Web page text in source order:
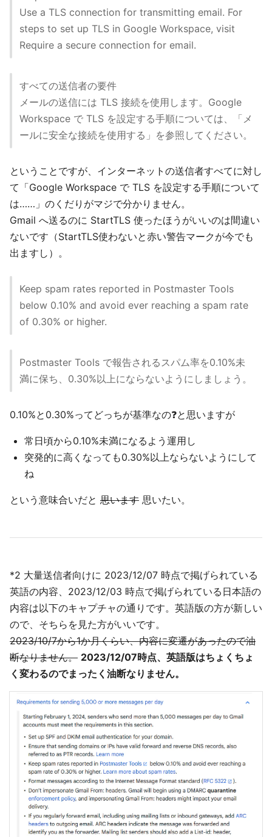
Use a TLS connection for transmitting email. For
steps to set up TLS in Google Workspace, visit
Require a secure connection for email.
すべての送信者の要件
メールの送信には TLS 接続を使用します。Google
Workspace で TLS を設定する手順については、「メ
ールに安全な接続を使用する」を参照してください。
ということですが、インターネットの送信者すべてに対し
て「Google Workspace で TLS を設定する手順について
は……」のくだりがマジで分かりません。
Gmail へ送るのに StartTLS 使ったほうがいいのは間違い
ないです（StartTLS使わないと赤い警告マークが今でも
出ますし）。
Keep spam rates reported in Postmaster Tools
below 0.10% and avoid ever reaching a spam rate
of 0.30% or higher.
Postmaster Tools で報告されるスパム率を0.10%未
満に保ち、0.30%以上にならないようにしましょう。
0.10%と0.30%ってどっちが基準なの❓と思いますが
常日頃から0.10%未満になるよう運用し
突発的に高くなっても0.30%以上ならないようにして
ね
という意味合いだと 思います 思いたい。
*2 大量送信者向けに 2023/12/07 時点で掲げられている
英語の内容、2023/12/03 時点で掲げられている日本語の
内容は以下のキャプチャの通りです。英語版の方が新しい
ので、そちらを見た方がいいです。
2023/10/7から1か月くらい、内容に変遷があったので油
断なりません。 2023/12/07時点、英語版はちょくちょ
く変わるのでまったく油断なりません。